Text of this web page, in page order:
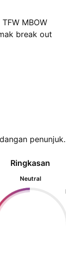
MBOW
break out
kaunter
vol purata
entry
...check
penunjuk.
Ringkasan
Neutral